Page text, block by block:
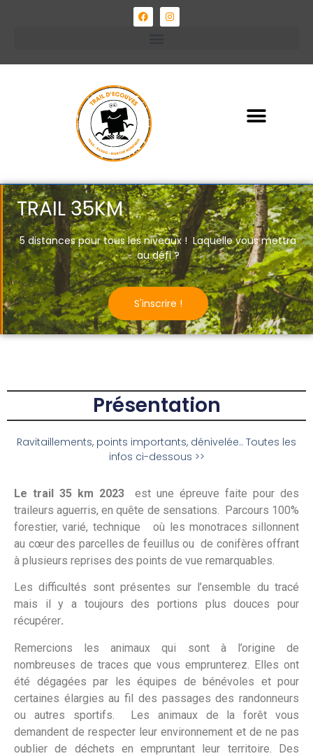
TRAIL 35KM
5 distances pour tous les niveaux ! Laquelle vous mettra
au défi ?
S'inscrire !
Présentation
Ravitaillements, points importants, dénivelée.. Toutes les
infos ci-dessous >>
Le trail 35 km 2023est une épreuve faite pour des
traileurs aguerris, en quête de sensations. Parcours 100%
forestier, varié, technique où les monotraces sillonnent
au cœur des parcelles de feuillus ou de conifères offrant
à plusieurs reprises des points de vue remarquables.
Les difficultés sont présentes sur l’ensemble du tracé
mais il y a toujours des portions plus douces pour
récupérer.
Remercions les animaux qui sont à l’origine de
nombreuses de traces que vous emprunterez. Elles ont
été dégagées par les équipes de bénévoles et pour
certaines élargies au fil des passages des randonneurs
ou autres sportifs. Les animaux de la forêt vous
demandent de respecter leur environnement et de ne pas
oublier de déchets en empruntant leur territoire. Des